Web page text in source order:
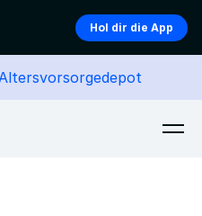
Hol dir die App